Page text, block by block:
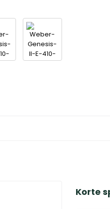
Korte